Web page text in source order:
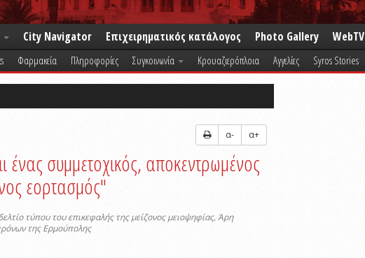
City Navigator Επιχειρηματικός κατάλογος Photo Gallery WebTV
Φαρμακεία Πληροφορίες Συγκοινωνία Κρουαζιερόπλοια Αγγελίες Syros Stories
α- α+
ένας συμμετοχικός, αποκεντρωμένος
εορτασμός"
τύπου του επικεφαλής της μείζονος μειοψηφίας, Άρη
της Ερμούπολης